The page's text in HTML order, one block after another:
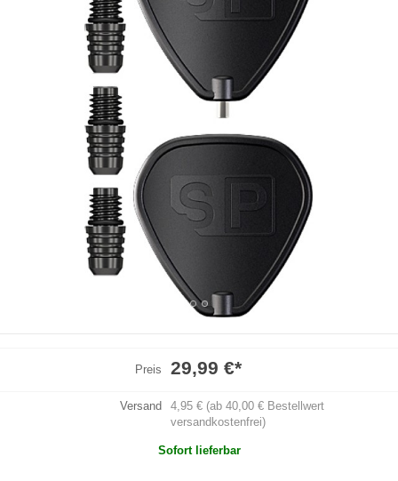
Preis 29,99 €*
Versand
4,95 € (ab 40,00 € Bestellwert
versandkostenfrei)
Sofort lieferbar